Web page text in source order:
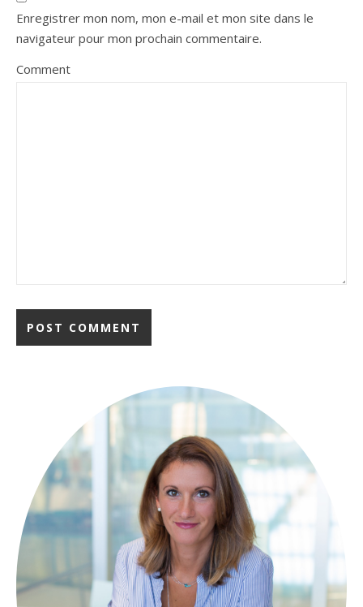
Enregistrer mon nom, mon e-mail et mon site dans le
navigateur pour mon prochain commentaire.
Comment